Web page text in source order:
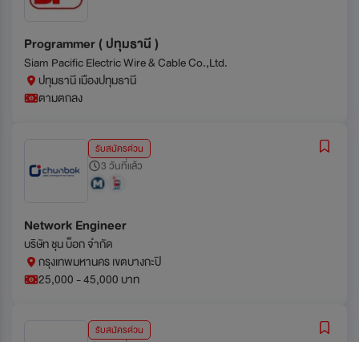
Programmer ( ปทุมธานี )
Siam Pacific Electric Wire & Cable Co.,Ltd.
ปทุมธานี เมืองปทุมธานี
ตามตกลง
รับสมัครด่วน
3 วันที่แล้ว
Network Engineer
บริษัท ชุน บ็อก จำกัด
กรุงเทพมหานคร เขตบางกะปิ
25,000 - 45,000 บาท
รับสมัครด่วน